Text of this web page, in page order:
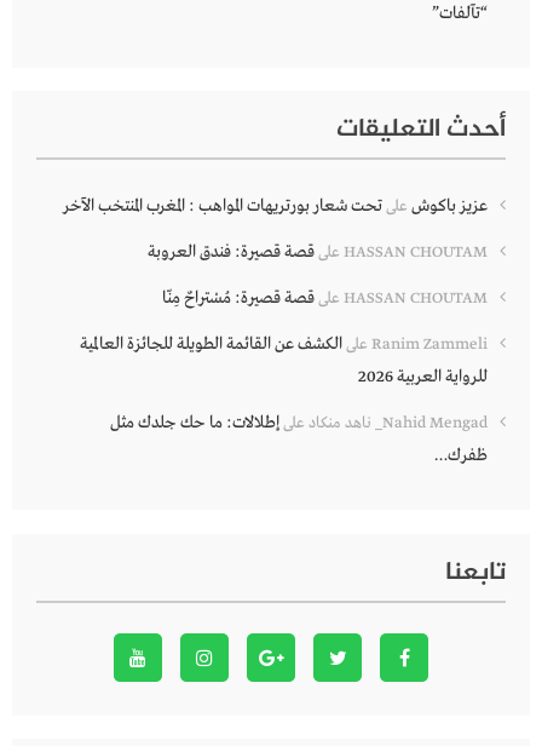
“تآلفات”
أحدث التعليقات
عزيز باكوش علىتحت شعار بورتريهات المواهب : المغرب المنتخب الآخر
HASSAN CHOUTAM علىقصة قصيرة: فندق العروبة
HASSAN CHOUTAM علىقصة قصيرة: مُسْتراحٌ مِنّا
Ranim Zammeli علىالكشف عن القائمة الطويلة للجائزة العالمية
للرواية العربية 2026
Nahid Mengad_ ناهد منكاد علىإطلالات: ما حك جلدك مثل
ظفرك…
تابعنا